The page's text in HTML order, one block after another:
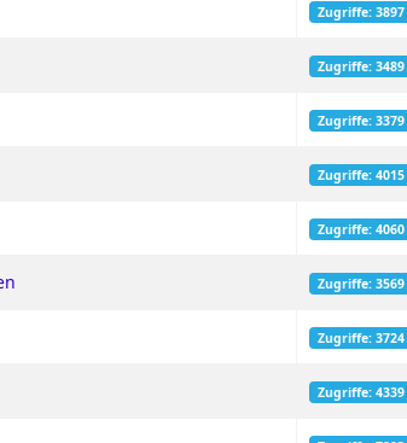
Zugriffe: 3897
Zugriffe: 3489
Zugriffe: 3379
Zugriffe: 4015
Zugriffe: 4060
Zugriffe: 3569
Zugriffe: 3724
Zugriffe: 4339